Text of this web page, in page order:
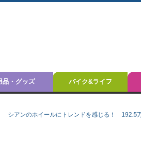
品・グッズ バイク&ライフ
シアンのホイールにトレンドを感じる！ 192.5